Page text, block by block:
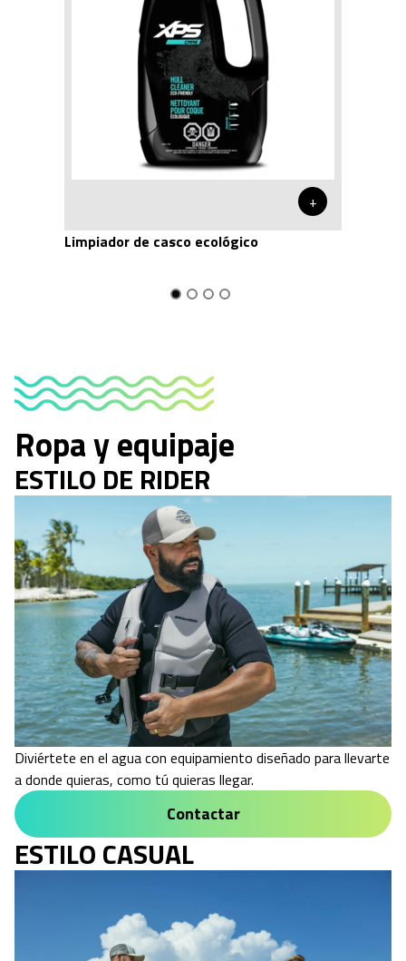
+
Limpiador de casco ecológico
Ropa y equipaje
ESTILO DE RIDER
Diviértete en el agua con equipamiento diseñado para llevarte
a donde quieras, como tú quieras llegar.
Contactar
ESTILO CASUAL